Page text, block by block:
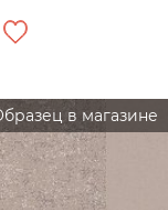
в магазине